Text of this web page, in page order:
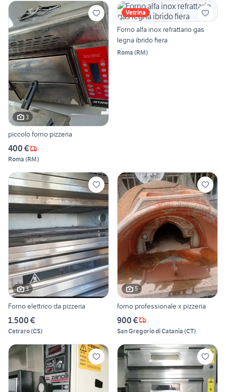
3
piccolo forno pizzeria
400 €
Roma (RM)
Vetrina
Forno alfa inox refrattario gas
legna ibrido fiera
Roma (RM)
3
Forno elettrico da pizzeria
1.500 €
Cetraro(CS)
5
forno professionale x pizzeria
900 €
San Gregorio di Catania (CT)